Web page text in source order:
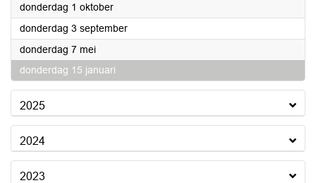
donderdag 1 oktober2026
donderdag 3 september2026
donderdag 7 mei2026
donderdag 15 januari
2025
2024
2023